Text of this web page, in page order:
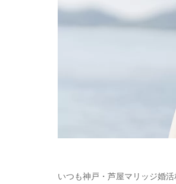
いつも神戸・芦屋マリッジ婚